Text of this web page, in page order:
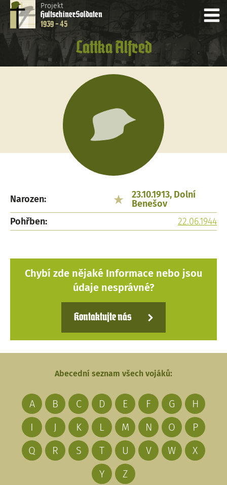
Projekt
HultschinerSoldaten
1939 - 45
Lattka Alfred
Narozen:
23.10.1913, Dolní
Benešov
Pohřben:
22.06.1944
Chybí zde nějaké Informace nebo jsou
údaje nesprávné?
Kontaktujte nás
Abecední seznam všech vojáků:
A B C D E F G
H
I
J K L M N O
P
Q
R S T U V W
X
Y
Z